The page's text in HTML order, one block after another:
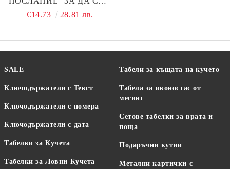
С ТЕБ, ДОРИ КОГАТО
€14.73 28.81 лв.
SALE
Ключодържатели с Текст
Ключодържатели с номера
Ключодържатели с дата
Табелки за Кучета
Табелки за Ловни Кучета
Табели за къщата на кучето
Табела за иконостас от
месинг
Сетове табелки за врата и
поща
Подаръчни кутии
Метални картички с